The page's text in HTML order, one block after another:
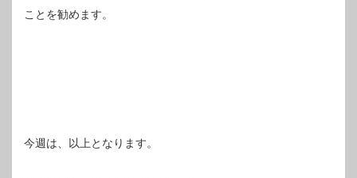
ことを勧めます。
今週は、以上となります。